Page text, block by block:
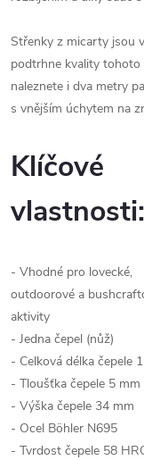
Střenky z micarty jsou
podtrhne kvality tohoto
naleznete i dva metry
s vnějším úchytem na
Klíčové
vlastnosti:
- Vhodné pro lovecké,
outdoorové a
aktivity
- Jedna čepel (nůž)
- Celková délka čepele
- Tloušťka čepele 5 mm
- Výška čepele 34 mm
- Ocel Böhler N695
- Tvrdost čepele 58